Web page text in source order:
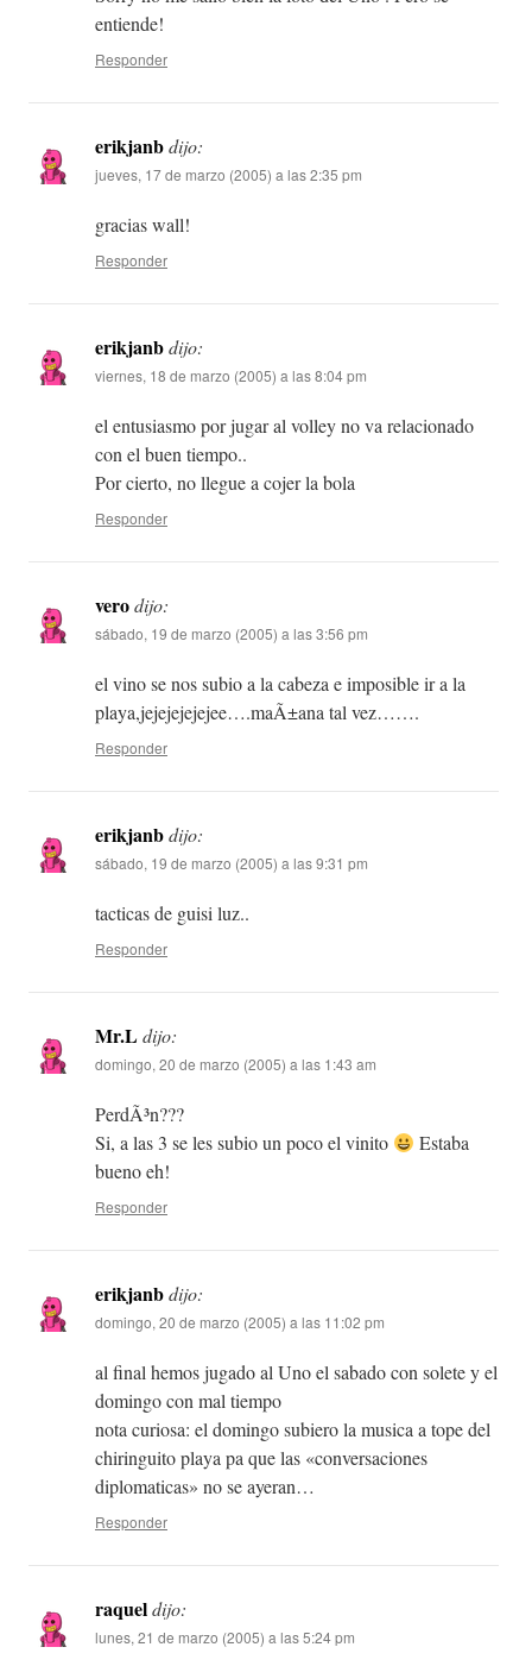
entiende!
Responder
erikjanbdijo:
jueves, 17 de marzo (2005) a las 2:35 pm
gracias wall!
Responder
erikjanbdijo:
viernes, 18 de marzo (2005) a las 8:04 pm
el entusiasmo por jugar al volley no va relacionado
con el buen tiempo..
Por cierto, no llegue a cojer la bola
Responder
verodijo:
sábado, 19 de marzo (2005) a las 3:56 pm
el vino se nos subio a la cabeza e imposible ir a la
playa,jejejejejejee….maÃ±ana tal vez…….
Responder
erikjanbdijo:
sábado, 19 de marzo (2005) a las 9:31 pm
tacticas de guisi luz..
Responder
Mr.Ldijo:
domingo, 20 de marzo (2005) a las 1:43 am
PerdÃ³n???
Si, a las 3 se les subio un poco el vinito
Estaba
bueno eh!
Responder
erikjanbdijo:
domingo, 20 de marzo (2005) a las 11:02 pm
al final hemos jugado al Uno el sabado con solete y el
domingo con mal tiempo
nota curiosa: el domingo subiero la musica a tope del
chiringuito playa pa que las «conversaciones
diplomaticas» no se ayeran…
Responder
raqueldijo:
lunes, 21 de marzo (2005) a las 5:24 pm